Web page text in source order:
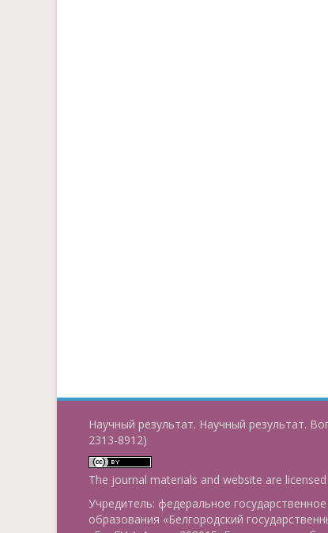
Научный результат. Научный результат.
2313-8912)
The journal materials and website are
Учредитель: федеральное
образования «Белгородский